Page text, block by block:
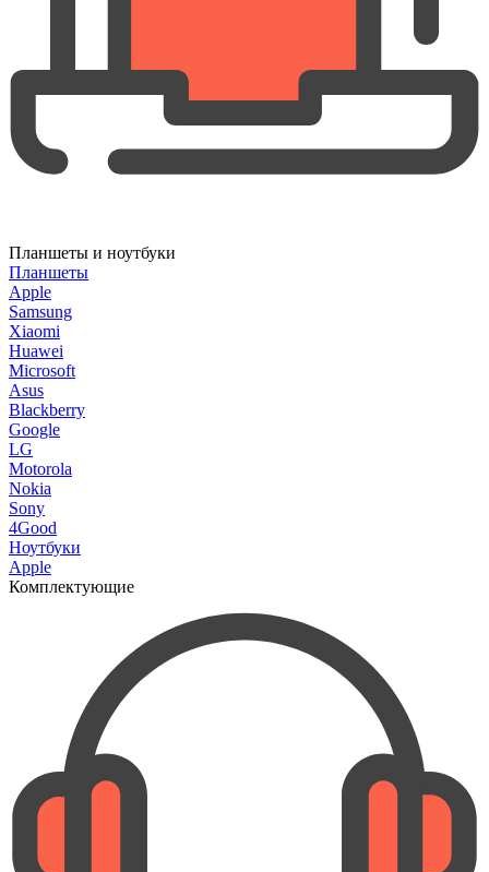
Планшеты и ноутбуки
Планшеты
Apple
Samsung
Xiaomi
Huawei
Microsoft
Asus
Blackberry
Google
LG
Motorola
Nokia
Sony
4Good
Ноутбуки
Apple
Комплектующие